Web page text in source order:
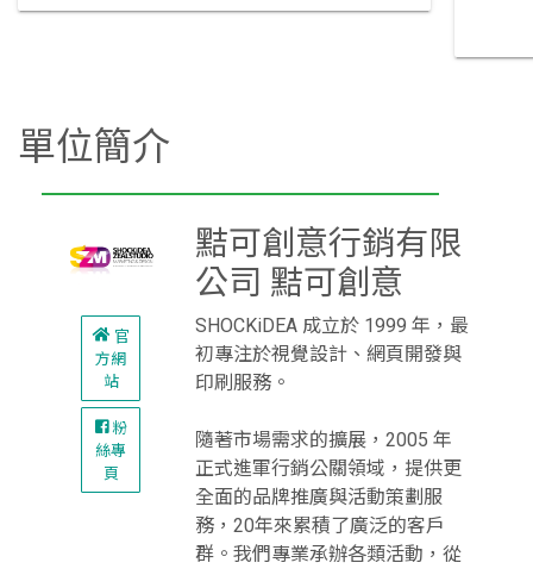
單位簡介
官
方網
站
粉
絲專
頁
黠可創意行銷有限
公司 黠可創意
SHOCKiDEA 成立於 1999 年，最
初專注於視覺設計、網頁開發與
印刷服務。
隨著市場需求的擴展，2005 年
正式進軍行銷公關領域，提供更
全面的品牌推廣與活動策劃服
務，20年來累積了廣泛的客戶
群。我們專業承辦各類活動，從